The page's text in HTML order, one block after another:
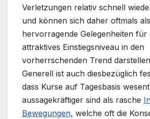
Verletzungen relativ schnell
und können sich daher oftmals als
hervorragende Gelegenheiten für
attraktives Einstiegsniveau in den
vorherrschenden Trend
Generell ist auch diesbezüglich
dass Kurse auf Tagesbasis
aussagekräftiger sind als rasche
Bewegungen, welche oft die